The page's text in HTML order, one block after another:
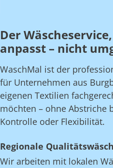
Der
anpasst – nicht
WaschMal ist der
für Unternehmen aus
eigenen Textilien
möchten – ohne Abstriche
Kontrolle oder Flexibilität.
Regionale
Wir arbeiten mit lokalen